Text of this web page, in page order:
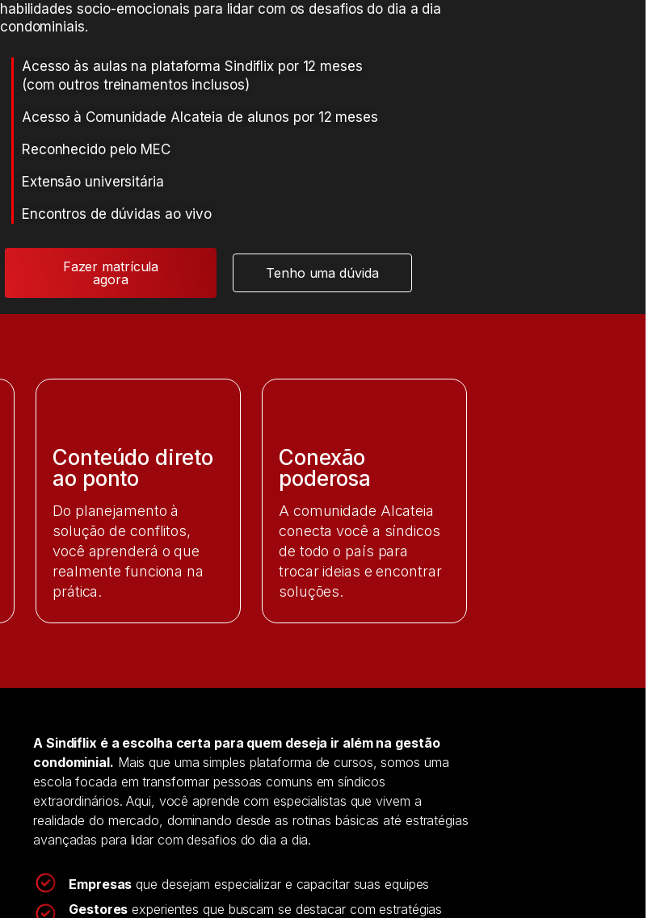
habilidades socio-emocionais para lidar com os desafios do dia a dia
condominiais.
Acesso às aulas na plataforma Sindiflix por 12 meses
(com outros treinamentos inclusos)
Acesso à Comunidade Alcateia de alunos por 12 meses
Reconhecido pelo MEC
Extensão universitária
Encontros de dúvidas ao vivo
Fazer matrícula
agora
Tenho uma dúvida
Conteúdo direto
ao ponto​
Do planejamento à
solução de conflitos,
você aprenderá o que
realmente funciona na
prática.
Conexão
poderosa​
A comunidade Alcateia
conecta você a síndicos
de todo o país para
trocar ideias e encontrar
soluções.
A Sindiflix é a escolha certa para quem deseja ir além na gestão
condominial. Mais que uma simples plataforma de cursos, somos uma
escola focada em transformar pessoas comuns em síndicos
extraordinários. Aqui, você aprende com especialistas que vivem a
realidade do mercado, dominando desde as rotinas básicas até estratégias
avançadas para lidar com desafios do dia a dia.​
Empresas que desejam especializar e capacitar suas equipes
Gestores experientes que buscam se destacar com estratégias